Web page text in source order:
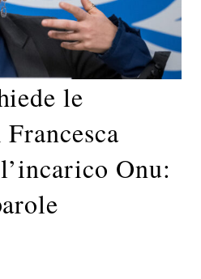
le
Onu: